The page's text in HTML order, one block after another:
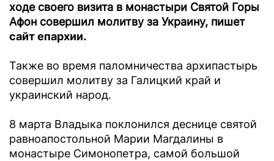
ходе своего визита в монастыри Святой Горы
Афон совершил молитву за Украину, пишет
сайт епархии.
Также во время паломничества архипастырь
совершил молитву за Галицкий край и
украинский народ.
8 марта Владыка поклонился деснице святой
равноапостольной Марии Магдалины в
монастыре Симонопетра, самой большой